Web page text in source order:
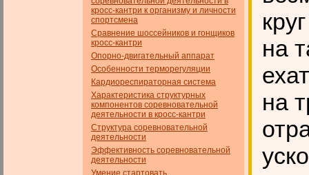
кросс-кантри к организму и личности
спортсмена
Сравнение шоссейников и гонщиков
кросс-кантри
Опорно-двигательный аппарат
Особенности терморегуляции
Кардиореспираторная система
Характеристика структурных
компонентов соревновательной
деятельности в кросс-кантри
Структура соревновательной
деятельности
Эффективность соревновательной
деятельности
Умение стартовать
на
на